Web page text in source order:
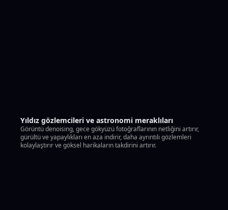
Yıldız gözlemcileri ve astronomi meraklıları
Görüntü denoising, gece gökyüzü fotoğraflarının netliğini artırır,
gürültü ve yapaylıkları en aza indirir, daha ayrıntılı gözlemleri
kolaylaştırır ve göksel harikaların takdirini artırır.